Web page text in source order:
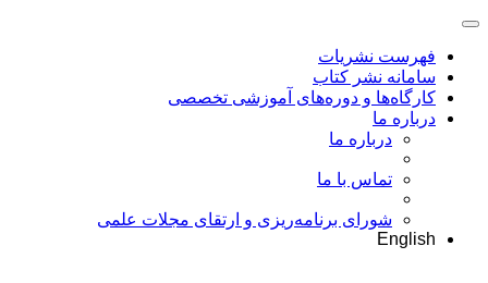
فهرست نشریات
سامانه نشر کتاب
کارگاه‌ها و دوره‌های آموزشی تخصصی
درباره ما
درباره ما
تماس با ما
شورای برنامه‌ریزی و ارتقای مجلات علمی
English